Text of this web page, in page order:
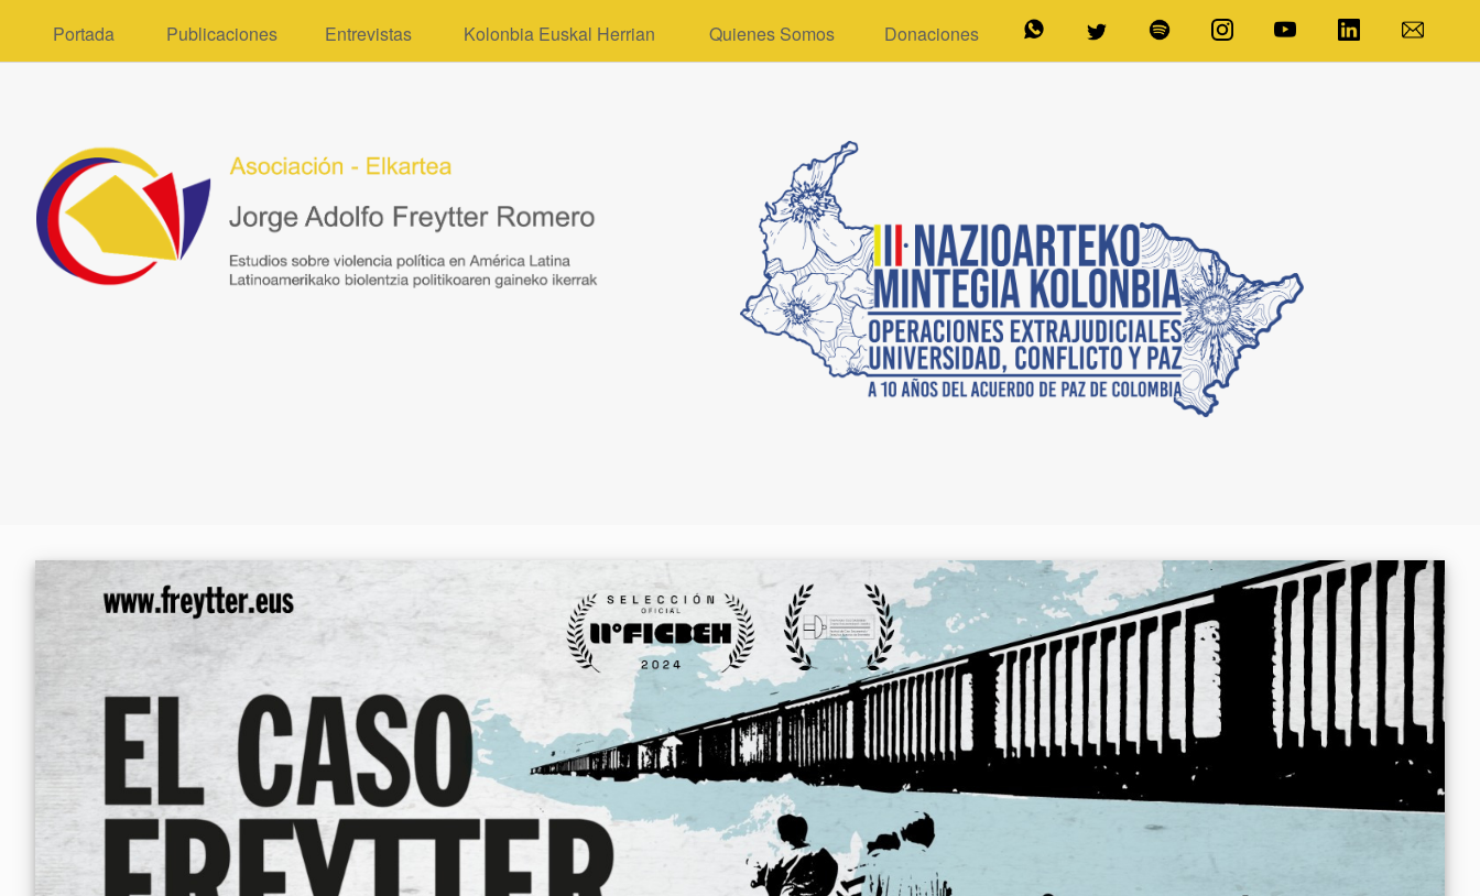
Portada Publicaciones Entrevistas Kolonbia Euskal Herrian Quienes Somos Donaciones